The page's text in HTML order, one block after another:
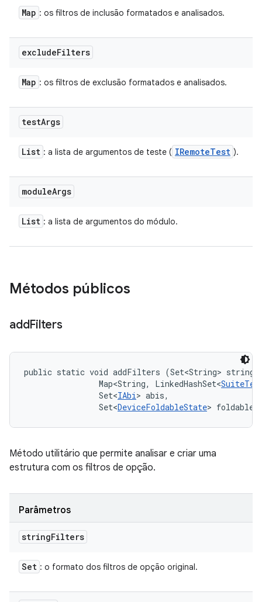
Map : os filtros de inclusão formatados e analisados.
excludeFilters
Map : os filtros de exclusão formatados e analisados.
testArgs
List : a lista de argumentos de teste ( IRemoteTest ).
moduleArgs
List : a lista de argumentos do módulo.
Métodos públicos
addFilters
public static void addFilters (Set<String>
                Map<String, LinkedHashSet<
                Set<
IAbi> abis,
                Set<
DeviceFoldableState>
Método utilitário que permite analisar e criar uma
estrutura com os filtros de opção.
Parâmetros
stringFilters
Set : o formato dos filtros de opção original.